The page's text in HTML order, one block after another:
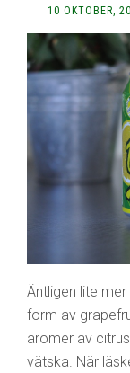
10 OKTOBER,
Äntligen lite
form av
aromer av
vätska. När